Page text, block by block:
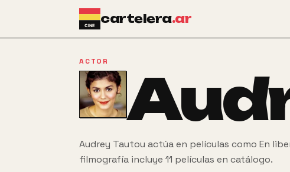
Ir al contenido principal
cartelera.ar
ACTOR
Audrey Tautou actúa en películas como En
filmografía incluye 11 películas en catálogo.